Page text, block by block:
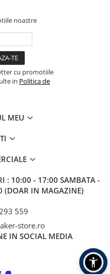
noastre
cu promotiile
in Politica de
MEU
: 10:00 - 17:00 SAMBATA -
IN MAGAZINE)
559
store.ro
IN SOCIAL MEDIA